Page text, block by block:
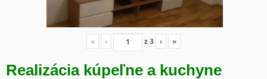
« ‹ z3 › »
Realizácia kúpeľne a kuchyne